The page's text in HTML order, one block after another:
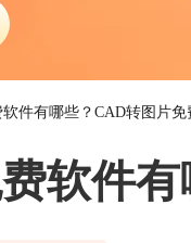
件有哪些？CAD转图片
软件